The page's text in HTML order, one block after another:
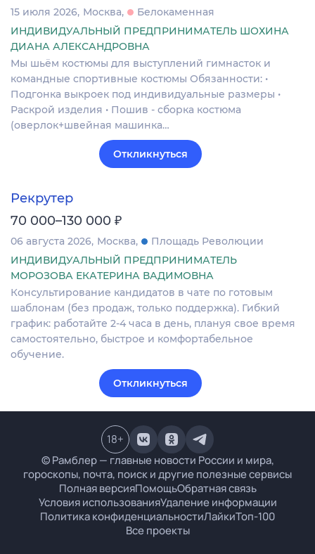
15 июля 2026 Москва
Белокаменная
ИНДИВИДУАЛЬНЫЙ ПРЕДПРИНИМАТЕЛЬ ШОХИНА
ДИАНА АЛЕКСАНДРОВНА
Мы шьём костюмы для выступлений гимнасток и
командные спортивные костюмы Обязанности: •
Подгонка выкроек под индивидуальные размеры •
Раскрой изделия • Пошив - сборка костюма
(оверлок+швейная машинка…
Откликнуться
Рекрутер
70 000–130 000 ₽
06 августа 2026 Москва
Площадь Революции
ИНДИВИДУАЛЬНЫЙ ПРЕДПРИНИМАТЕЛЬ
МОРОЗОВА ЕКАТЕРИНА ВАДИМОВНА
Консультирование кандидатов в чате по готовым
шаблонам (без продаж, только поддержка). Гибкий
график: работайте 2-4 часа в день, плануя свое время
самостоятельно, быстрое и комфортабельное
обучение.
Откликнуться
© Рамблер — главные новости России и мира,
гороскопы, почта, поиск и другие полезные сервисы
Полная версияПомощьОбратная связь
Условия использованияУдаление информации
Политика конфиденциальностиЛайкиТоп-100
Все проекты
18+